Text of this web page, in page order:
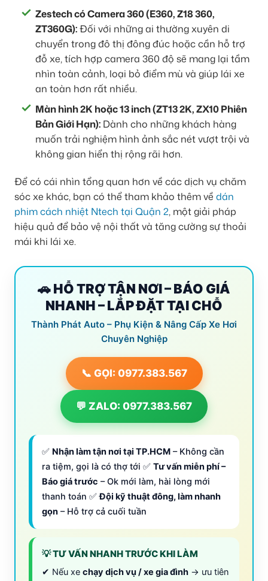
Zestech có Camera 360 (E360, Z18 360,
ZT360G):Đối với những ai thường xuyên di
chuyển trong đô thị đông đúc hoặc cần hỗ trợ
đỗ xe, tích hợp camera 360 độ sẽ mang lại tầm
nhìn toàn cảnh, loại bỏ điểm mù và giúp lái xe
an toàn hơn rất nhiều.
Màn hình 2K hoặc 13 inch (ZT13 2K, ZX10 Phiên
Bản Giới Hạn): Dành cho những khách hàng
muốn trải nghiệm hình ảnh sắc nét vượt trội và
không gian hiển thị rộng rãi hơn.
Để có cái nhìn tổng quan hơn về các dịch vụ chăm
sóc xe khác, bạn có thể tham khảo thêm về dán
phim cách nhiệt Ntech tại Quận 2, một giải pháp
hiệu quả để bảo vệ nội thất và tăng cường sự thoải
mái khi lái xe.
🚗 HỖ TRỢ TẬN NƠI – BÁO GIÁ
NHANH – LẮP ĐẶT TẠI CHỖ
Thành Phát Auto – Phụ Kiện & Nâng Cấp Xe Hơi
Chuyên Nghiệp
📞 GỌI: 0977.383.567
💬 ZALO: 0977.383.567
✅ Nhận làm tận nơi tại TP.HCM – Không cần
ra tiệm, gọi là có thợ tới ✅ Tư vấn miễn phí –
Báo giá trước – Ok mới làm, hài lòng mới
thanh toán ✅Đội kỹ thuật đông, làm nhanh
gọn – Hỗ trợ cả cuối tuần
💡 TƯ VẤN NHANH TRƯỚC KHI LÀM
✔ Nếu xe chạy dịch vụ / xe gia đình → ưu tiên